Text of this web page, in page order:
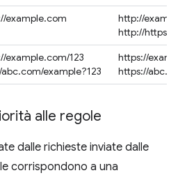
example.com
http://
http://
example.com/123
example?123
https://
https://
alle regole
dalle richieste inviate dalle
corrispondono a una